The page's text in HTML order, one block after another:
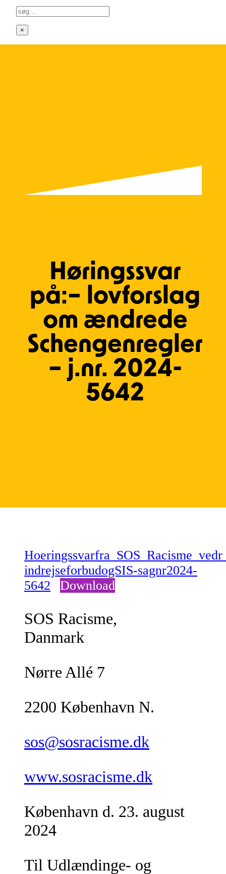
Søg
×
Høringssvar
på:– lovforslag
om ændrede
Schengenregler
– j.nr. 2024-
5642
indrejseforbudogSIS-sagnr2024-
5642
Download
SOS Racisme,
Danmark
Nørre Allé 7
2200 København N.
sos@sosracisme.dk
www.sosracisme.dk
København d. 23. august
2024
Til Udlændinge- og